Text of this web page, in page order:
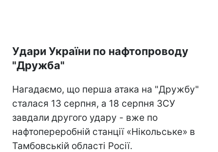
Удари України по нафтопроводу
"Дружба"
Нагадаємо, що перша атака на "Дружбу"
сталася 13 серпня, а 18 серпня ЗСУ
завдали другого удару - вже по
нафтопереробній станції «Нікольське» в
Тамбовській області Росії.